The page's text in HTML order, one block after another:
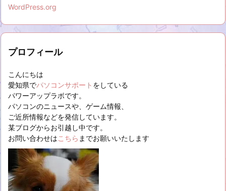
WordPress.org
プロフィール
こんにちは
愛知県でパソコンサポート をしている
パワーアップラボです。
パソコンのニュースや、ゲーム情報、
ご近所情報などを発信しています。
某ブログからお引越し中です。
お問い合わせはこちら までお願いいたします